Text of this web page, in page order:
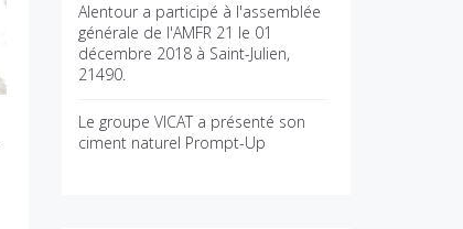
Alentour a participé à l'assemblée
générale de l'AMFR 21 le 01
décembre 2018 à Saint-Julien,
21490.
Le groupe VICAT a présenté son
ciment naturel Prompt-Up